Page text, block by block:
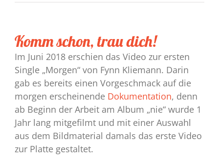
Komm schon, trau dich!
Im Juni 2018 erschien das Video zur ersten
Single „Morgen“ von Fynn Kliemann. Darin
gab es bereits einen Vorgeschmack auf die
morgen erscheinende Dokumentation, denn
ab Beginn der Arbeit am Album „nie“ wurde 1
Jahr lang mitgefilmt und mit einer Auswahl
aus dem Bildmaterial damals das erste Video
zur Platte gestaltet.